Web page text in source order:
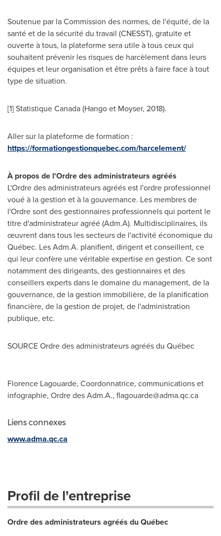
Soutenue par la Commission des normes, de l'équité, de la
santé et de la sécurité du travail (CNESST), gratuite et
ouverte à tous, la plateforme sera utile à tous ceux qui
souhaitent prévenir les risques de harcèlement dans leurs
équipes et leur organisation et être prêts à faire face à tout
type de situation.
[1] Statistique Canada (Hango et Moyser, 2018).
Aller sur la plateforme de formation :
https://formationgestionquebec.com/harcelement/
À propos de l'Ordre des administrateurs agréés
L'Ordre des administrateurs agréés est l'ordre professionnel
voué à la gestion et à la gouvernance. Les membres de
l'Ordre sont des gestionnaires professionnels qui portent le
titre d'administrateur agréé (Adm.A). Multidisciplinaires, ils
œuvrent dans tous les secteurs de l'activité économique du
Québec. Les Adm.A. planifient, dirigent et conseillent, ce
qui leur confère une véritable expertise en gestion. Ce sont
notamment des dirigeants, des gestionnaires et des
conseillers experts dans le domaine du management, de la
gouvernance, de la gestion immobilière, de la planification
financière, de la gestion de projet, de l'administration
publique, etc.
SOURCE Ordre des administrateurs agréés du Québec
Florence Lagouarde, Coordonnatrice, communications et
infographie, Ordre des Adm.A., flagouarde@adma.qc.ca
Liens connexes
www.adma.qc.ca
Profil de l'entreprise
Ordre des administrateurs agréés du Québec